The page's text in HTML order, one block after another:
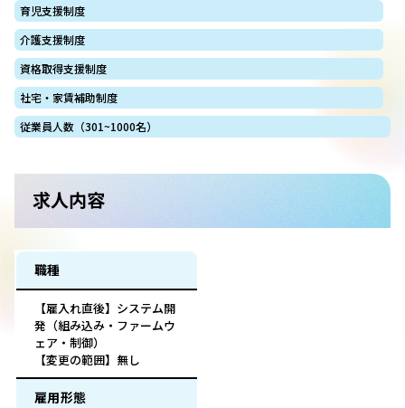
育児支援制度
介護支援制度
資格取得支援制度
社宅・家賃補助制度
従業員人数（301~1000名）
求人内容
職種
【雇入れ直後】システム開
発（組み込み・ファームウ
ェア・制御）
【変更の範囲】無し
雇用形態